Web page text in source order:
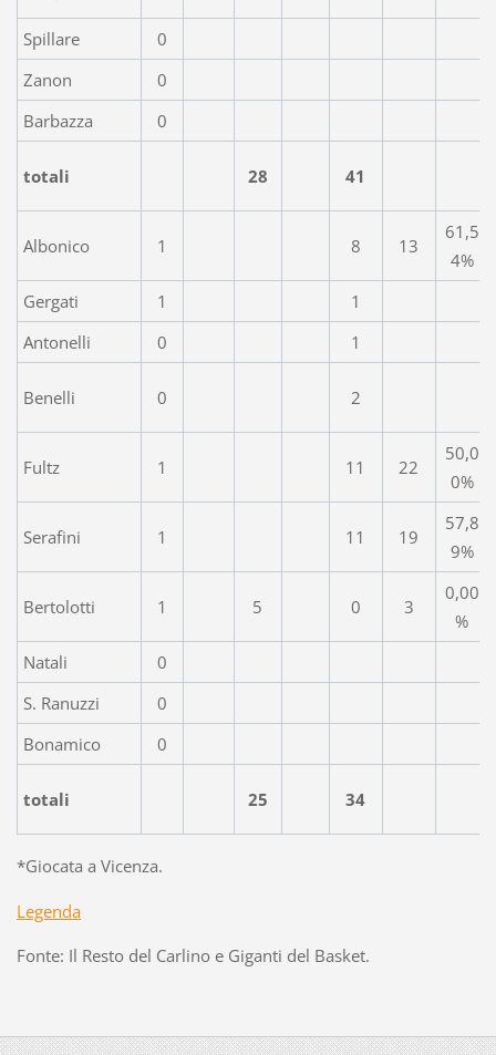
Spillare
0
Zanon
0
Barbazza
0
totali 28 41
Albonico 1 8 13
61,5
4%
Gergati
1
1
Antonelli
0 1
Benelli 0 2
Fultz 1 11 22
50,0
0%
Serafini 1 11 19
57,8
9%
Bertolotti 1 5 0 3
0,00
%
Natali
0
S. Ranuzzi
0
Bonamico
0
totali 25 34
*Giocata a Vicenza.
Legenda
Fonte: Il Resto del Carlino e Giganti del Basket.